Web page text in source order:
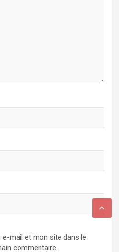
mail et mon site dans le
commentaire.